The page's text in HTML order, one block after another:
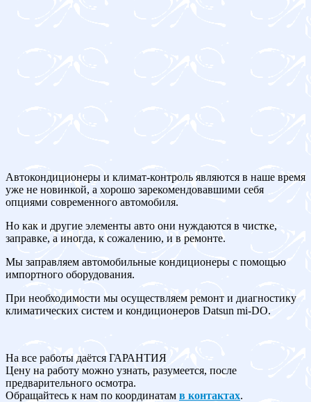
Автокондиционеры и климат-контроль являются в наше время
уже не новинкой, а хорошо зарекомендовавшими себя
опциями современного автомобиля.
Но как и другие элементы авто они нуждаются в чистке,
заправке, а иногда, к сожалению, и в ремонте.
Мы заправляем автомобильные кондиционеры с помощью
импортного оборудования.
При необходимости мы осуществляем ремонт и диагностику
климатических систем и кондиционеров Datsun mi-DO.
На все работы даётся ГАРАНТИЯ
Цену на работу можно узнать, разумеется, после
предварительного осмотра.
Обращайтесь к нам по координатам в контактах.